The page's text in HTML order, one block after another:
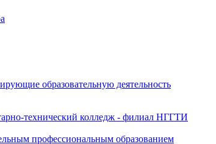
образовательную деятельность
технический колледж - филиал НГГТИ
профессиональным образованием